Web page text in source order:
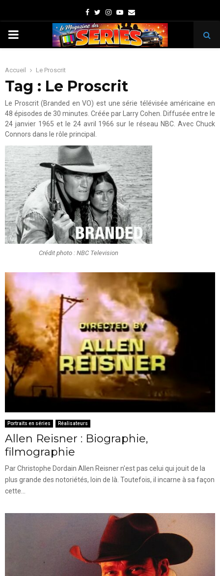
Facebook
TwitterInstagram
Youtube
Email
PRIMARY
Accueil Le Proscrit
Tag : Le Proscrit
Le Proscrit (Branded en VO) est une série télévisée américaine en
48 épisodes de 30 minutes. Créée par Larry Cohen. Diffusée entre le
24 janvier 1965 et le 24 avril 1966 sur le réseau NBC. Avec Chuck
Connors dans le rôle principal.
Crédit photo : NBC Television
Portraits en séries Réalisateurs
Allen Reisner : Biographie,
filmographie
Par Christophe Dordain Allen Reisner n'est pas celui qui jouit de la
plus grande des notoriétés, loin de là. Toutefois, il incarne à sa façon
cette...